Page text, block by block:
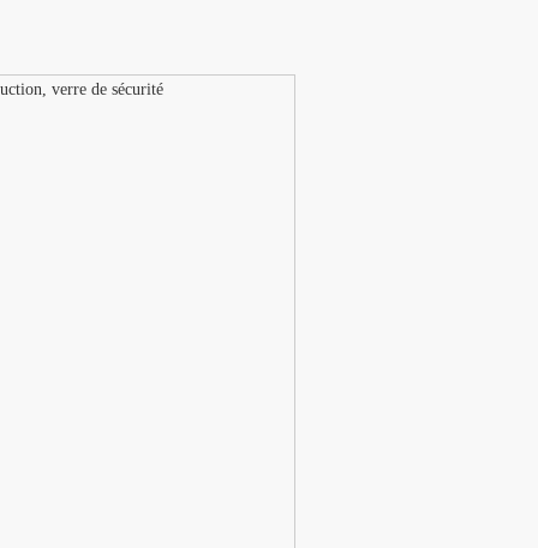
verre de sécurité